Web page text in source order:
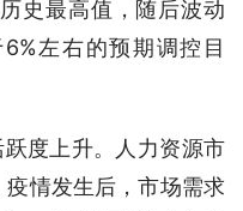
史最高值，随后波动
左右的预期调控目
度上升。人力资源市
情发生后，市场需求